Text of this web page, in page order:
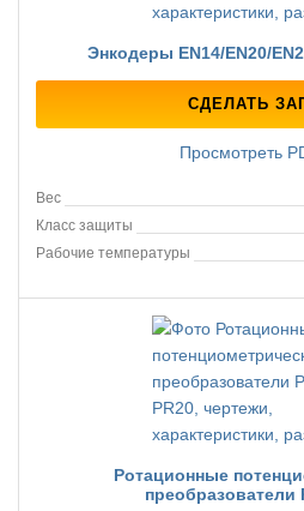
Энкодеры EN14/EN20/
СДЕЛАТЬ
Просмотреть
Вес
Класс защиты
Рабочие температуры
Ротационные
преобразователи